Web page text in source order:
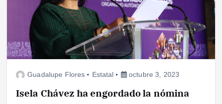
Guadalupe Flores Estatal octubre 3, 2023
Isela Chávez ha engordado la nómina